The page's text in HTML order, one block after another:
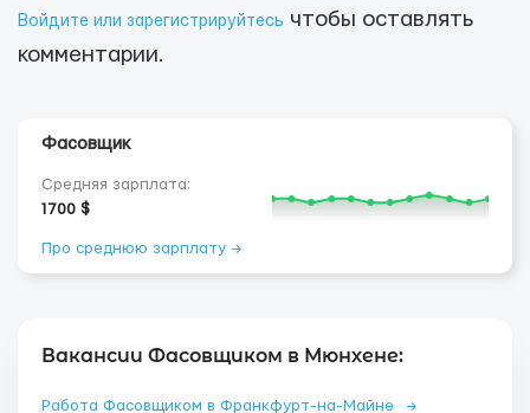
Войдите или зарегистрируйтесь чтобы оставлять
комментарии.
Фасовщик
Средняя зарплата:
1700 $
Про среднюю зарплату →
Вакансии Фасовщиком в Мюнхене:
Работа Фасовщиком в Франкфурт-на-Майне →